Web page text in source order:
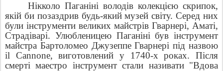
Нікколо Паганіні володів колекцією скрипок,
якій би позаздрив будь-який музей світу. Серед них
були інструменти великих майстрів Гварнері, Аматі,
Страдіварі. Улюбленицею Паганіні був інструмент
майстра Бартоломео Джузеппе Гварнері під назвою
il Cannone, виготовлений у 1740-х роках. Після
смерті маестро інструмент стали називати "Вдова